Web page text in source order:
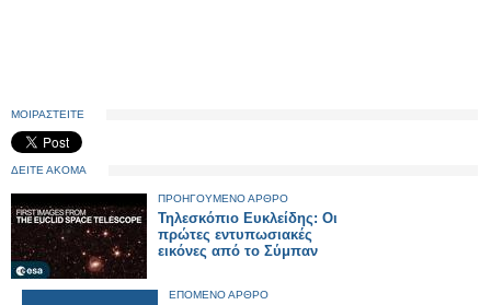
ΜΟΙΡΑΣΤΕΙΤΕ
ΔΕΙΤΕ ΑΚΟΜΑ
ΠΡΟΗΓΟΥΜΕΝΟ ΑΡΘΡΟ
Τηλεσκόπιο Ευκλείδης: Οι
πρώτες εντυπωσιακές
εικόνες από το Σύμπαν
ΕΠΟΜΕΝΟ ΑΡΘΡΟ